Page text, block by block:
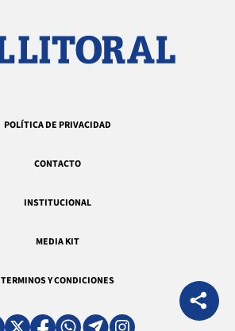
POLÍTICA DE PRIVACIDAD
CONTACTO
INSTITUCIONAL
MEDIA KIT
TERMINOS Y CONDICIONES